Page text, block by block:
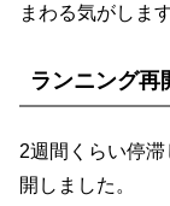
まわる気がします
ランニング再
2週間くらい停
開しました。